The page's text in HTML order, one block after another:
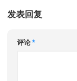
发表回复
评论*